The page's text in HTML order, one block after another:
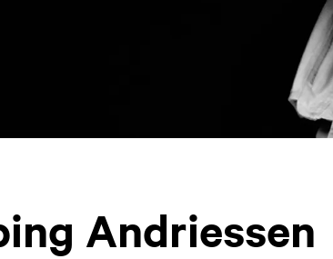
Andriessen